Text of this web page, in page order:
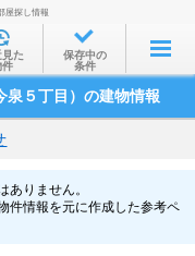
ら
ら
間から
ら
屋探し情報
た
件
保存中の
条件
泉５丁目）の建物情報
ありません。
件情報を元に作成した参考ペ